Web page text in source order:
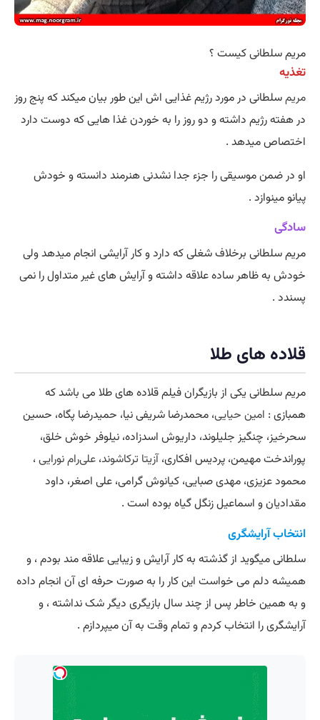
مریم سلطانی کیست ؟
تغذیه
مریمسلطانی در مورد رژیم غذایی اش این طور بیان میکند که پنج روز
در هفته رژیم داشته و دو روز را به خوردن غذا هایی که دوست دارد
اختصاص میدهد .
او در ضمن موسیقی را جزء جدا نشدنی هنرمند دانسته و خودش
پیانو مینوازد .
سادگی
مریم سلطانی برخلاف شغلی که دارد و کار آرایشی انجام میدهد ولی
خودش به ظاهر ساده علاقه داشته و آرایش های غیر متداول را نمی
پسندد .
قلاده های طلا
مریم سلطانی یکی از بازیگران فیلم قلاده های طلا می باشد که
همبازی : امین حیایی، محمدرضا شریفی نیا، حمیدرضا پگاه، حسین
سحرخیز، چنگیز جلیلوند، داریوش اسدزاده، نیلوفر خوش خلق،
پوراندخت مهیمن، پردیس افکاری،آزیتا ترکاشوند، علی‌رام نورایی ،
محمود عزیزی، مهدی صبایی، کیانوش گرامی، علی اصغر، داود
مقدادیان و اسماعیل زنگل گیاه بوده است .
انتخاب آرایشگری
سلطانی میگوید از گذشته به کار آرایش و زیبایی علاقه مند بودم ، و
همیشه دلم می خواست این کار را به صورت حرفه ای آن انجام داده
و به همین خاطر پس از چند سال بازیگری دیگر شک نداشته ، و
آرایشگری را انتخاب کردم و تمام وقت به آن میپردازم .